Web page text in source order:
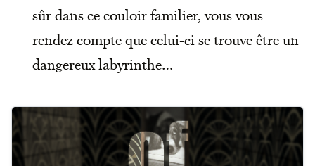
sûr dans ce couloir familier, vous vous
rendez compte que celui-ci se trouve être un
dangereux labyrinthe…